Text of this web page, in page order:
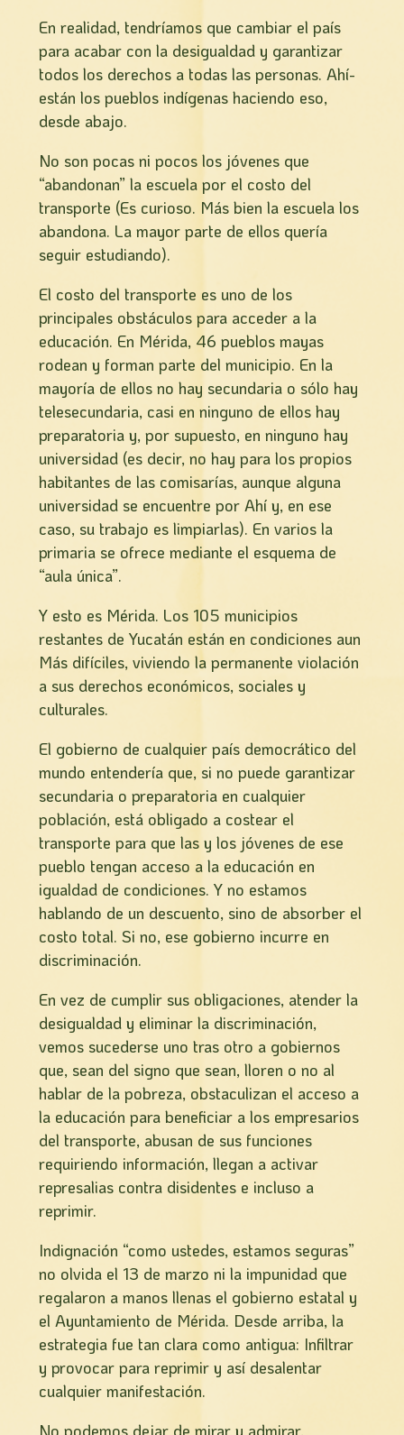
En realidad, tendríamos que cambiar el país
para acabar con la desigualdad y garantizar
todos los derechos a todas las personas. Ahí­
están los pueblos indígenas haciendo eso,
desde abajo.
No son pocas ni pocos los jóvenes que
“abandonan” la escuela por el costo del
transporte (Es curioso. Más bien la escuela los
abandona. La mayor parte de ellos quería
seguir estudiando).
El costo del transporte es uno de los
principales obstáculos para acceder a la
educación. En Mérida, 46 pueblos mayas
rodean y forman parte del municipio. En la
mayoría de ellos no hay secundaria o sólo hay
telesecundaria, casi en ninguno de ellos hay
preparatoria y, por supuesto, en ninguno hay
universidad (es decir, no hay para los propios
habitantes de las comisarías, aunque alguna
universidad se encuentre por Ahí­ y, en ese
caso, su trabajo es limpiarlas). En varios la
primaria se ofrece mediante el esquema de
“aula única”.
Y esto es Mérida. Los 105 municipios
restantes de Yucatán están en condiciones aun
Más difí­ciles, viviendo la permanente violación
a sus derechos económicos, sociales y
culturales.
El gobierno de cualquier país democrático del
mundo entendería que, si no puede garantizar
secundaria o preparatoria en cualquier
población, está obligado a costear el
transporte para que las y los jóvenes de ese
pueblo tengan acceso a la educación en
igualdad de condiciones. Y no estamos
hablando de un descuento, sino de absorber el
costo total. Si no, ese gobierno incurre en
discriminación.
En vez de cumplir sus obligaciones, atender la
desigualdad y eliminar la discriminación,
vemos sucederse uno tras otro a gobiernos
que, sean del signo que sean, lloren o no al
hablar de la pobreza, obstaculizan el acceso a
la educación para beneficiar a los empresarios
del transporte, abusan de sus funciones
requiriendo información, llegan a activar
represalias contra disidentes e incluso a
reprimir.
Indignación “como ustedes, estamos seguras”
no olvida el 13 de marzo ni la impunidad que
regalaron a manos llenas el gobierno estatal y
el Ayuntamiento de Mérida. Desde arriba, la
estrategia fue tan clara como antigua: Infiltrar
y provocar para reprimir y así­ desalentar
cualquier manifestación.
No podemos dejar de mirar y admirar,